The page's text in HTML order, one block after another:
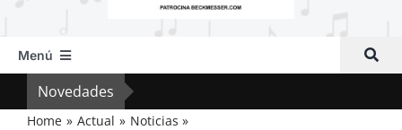
Menú
Inicio
Actual
Novedades
Home Actual
Noticias